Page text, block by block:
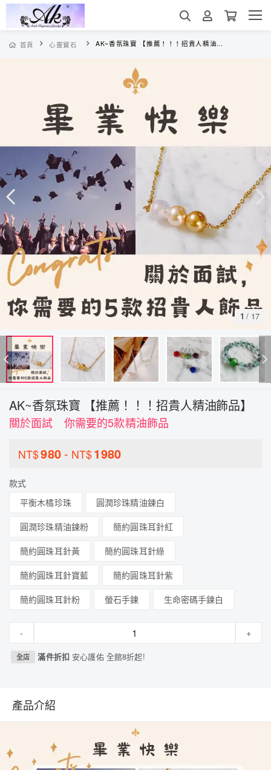
首頁 心靈寶石 AK~香氛珠寶 【推薦！！！招貴人精油飾品】
1 / 17
AK~香氛珠寶 【推薦！！！招貴人精油飾品】
關於面試 你需要的5款精油飾品
NT$980 - NT$1980
款式
平衡木橘珍珠
圓潤珍珠精油鍊白
圓潤珍珠精油鍊粉
簡約圓珠耳針紅
簡約圓珠耳針黃
簡約圓珠耳針綠
簡約圓珠耳針寶藍
簡約圓珠耳針紫
簡約圓珠耳針粉
螢石手鍊 生命密碼手鍊白
- +
全店 滿件折扣 安心護佑 全館8折起!
產品介紹